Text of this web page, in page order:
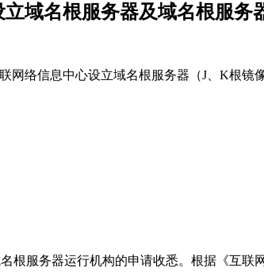
域名根服务器及域名根服务
网络信息中心设立域名根服务器（J、K根
根服务器运行机构的申请收悉。根据《互